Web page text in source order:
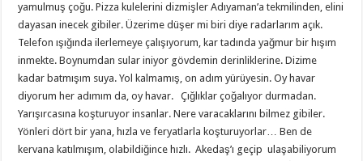
yamulmuş çoğu. Pizza kulelerini dizmişler Adıyaman’a tekmilinden, elini
dayasan inecek gibiler. Üzerime düşer mi biri diye radarlarım açık.
Telefon ışığında ilerlemeye çalışıyorum, kar tadında yağmur bir hışım
inmekte. Boynumdan sular iniyor gövdemin derinliklerine. Dizime
kadar batmışım suya. Yol kalmamış, on adım yürüyesin. Oy havar
diyorum her adımım da, oy havar. Çığlıklar çoğalıyor durmadan.
Yarışırcasına koşturuyor insanlar. Nere varacaklarını bilmez gibiler.
Yönleri dört bir yana, hızla ve feryatlarla koşturuyorlar… Ben de
kervana katılmışım, olabildiğince hızlı. Akedaş’ı geçip ulaşabiliyorum